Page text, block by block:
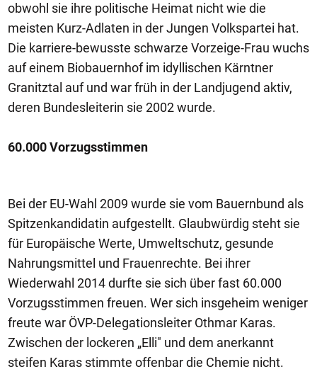
obwohl sie ihre politische Heimat nicht wie die
meisten Kurz-Adlaten in der Jungen Volkspartei hat.
Die karriere-bewusste schwarze Vorzeige-Frau wuchs
auf einem Biobauernhof im idyllischen Kärntner
Granitztal auf und war früh in der Landjugend aktiv,
deren Bundesleiterin sie 2002 wurde.
60.000 Vorzugsstimmen
Bei der EU-Wahl 2009 wurde sie vom Bauernbund als
Spitzenkandidatin aufgestellt. Glaubwürdig steht sie
für Europäische Werte, Umweltschutz, gesunde
Nahrungsmittel und Frauenrechte. Bei ihrer
Wiederwahl 2014 durfte sie sich über fast 60.000
Vorzugsstimmen freuen. Wer sich insgeheim weniger
freute war ÖVP-Delegationsleiter Othmar Karas.
Zwischen der lockeren „Elli" und dem anerkannt
steifen Karas stimmte offenbar die Chemie nicht.